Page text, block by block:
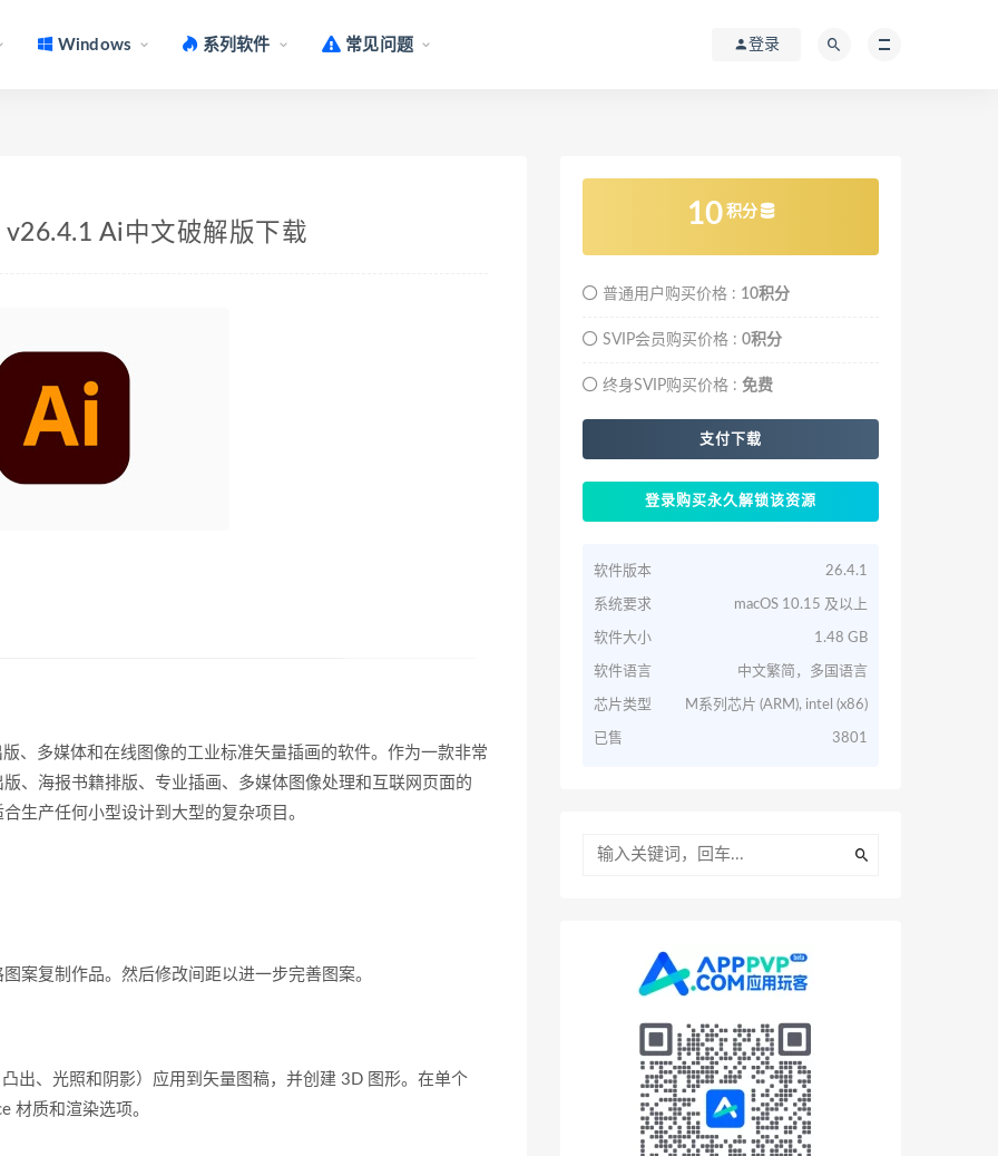
Windows 系列软件 常见问题 登录
Ai中文破解版下载
、多媒体和在线图像的工业标准矢量插画的软件。作为一款非常
、海报书籍排版、专业插画、多媒体图像处理和互联网页面的
生产任何小型设计到大型的复杂项目。
案复制作品。然后修改间距以进一步完善图案。
出、光照和阴影）应用到矢量图稿，并创建 3D 图形。在单个
材质和渲染选项。
10 积分
普通用户购买价格 : 10积分
SVIP会员购买价格 : 0积分
终身SVIP购买价格 : 免费
支付下载
登录购买永久解锁该资源
软件版本 26.4.1
系统要求 macOS 10.15 及以上
软件大小 1.48 GB
软件语言 中文繁简，多国语言
芯片类型 M系列芯片 (ARM), intel (x86)
已售 3801